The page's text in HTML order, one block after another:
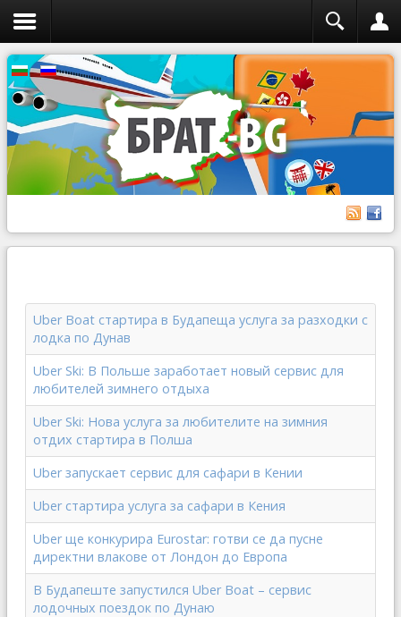
Uber Boat стартира в Будапеща услуга за разходки с
лодка по Дунав
Uber Ski: В Польше заработает новый сервис для
любителей зимнего отдыха
Uber Ski: Нова услуга за любителите на зимния
отдих стартира в Полша
Uber запускает сервис для сафари в Кении
Uber стартира услуга за сафари в Кения
Uber ще конкурира Eurostar: готви се да пусне
директни влакове от Лондон до Европа
В Будапеште запустился Uber Boat – сервис
лодочных поездок по Дунаю